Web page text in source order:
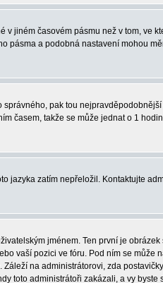
jiném časovém pásmu než v tom, ve
pásma a podobná nastavení mohou
pak tou
časem, takže se může jednat o 1
jazyka zatím nepřeložil. Kontaktujte
jménem. Ten první je
vaší pozici ve fóru. Pod ním se může
na administrátorovi, zda
toto administrátoři zakázali, a vy byste